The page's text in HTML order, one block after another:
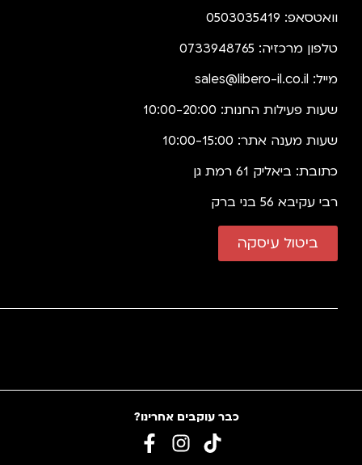
וואטסאפ: 0503035419
טלפון מרכזיה: 0733948765
מייל: sales@libero-il.co.il
שעות פעילות החנות: 10:00-20:00
שעות מענה אתר: 10:00-15:00
כתובת: ביאליק 61 רמת גן
רבי עקיבא 56 בני ברק
ביטול עיסקה
כבר עוקבים אחרינו?